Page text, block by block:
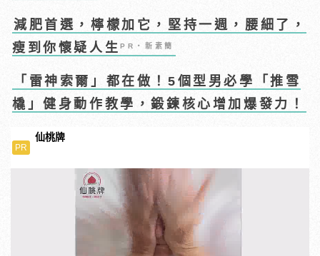
減肥首選，檸檬加它，堅持一週，腰細了，
瘦到你懷疑人生PR・新素簡
「雷神索爾」都在做！5個型男必學「推雪
橇」健身動作教學，鍛鍊核心增加爆發力！
PR
仙桃牌